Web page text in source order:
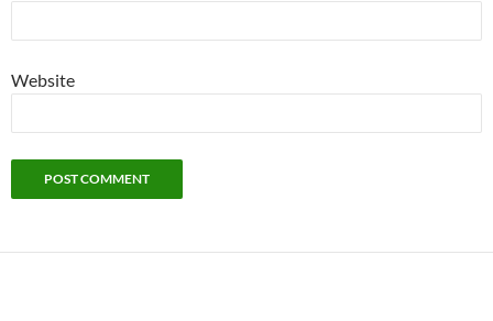
Website